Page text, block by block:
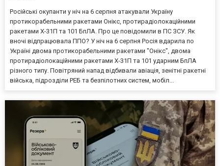
Російські окупанти у ніч на 6 серпня атакували Україну
протикорабельними ракетами Онікс, протирадіолокаційними
ракетами Х-31П та 101 БпЛА. Про це повідомили в ПС ЗСУ. Як
вночі відпрацювала ППО? У ніч на 6 серпня Росія вдарила по
Україні двома протикорабельними ракетами "Онікс", двома
протирадіолокаційними ракетами Х-31П та 101 ударним БпЛА
різного типу. Повітряний напад відбивали авіація, зенітні ракетні
війська, підрозділи РЕБ та безпілотних систем, мобіл...